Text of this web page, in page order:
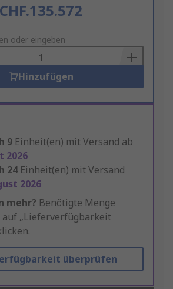
CHF.135.572
oder eingeben
Hinzufügen
9 Einheit(en) mit Versand ab
2026
24 Einheit(en) mit Versand
2026
mehr? Benötigte Menge
auf „Lieferverfügbarkeit
überprüfen